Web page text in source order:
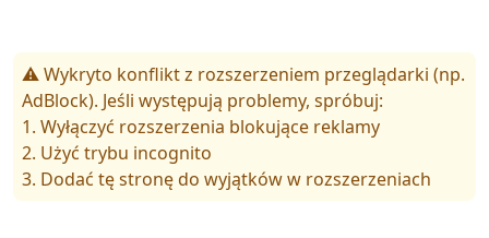
⚠️ Wykryto konflikt z rozszerzeniem przeglądarki (np.
AdBlock). Jeśli występują problemy, spróbuj:
1. Wyłączyć rozszerzenia blokujące reklamy
2. Użyć trybu incognito
3. Dodać tę stronę do wyjątków w rozszerzeniach